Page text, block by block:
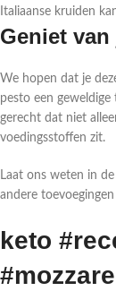
Italiaanse kruiden
Geniet
We hopen dat je
pesto een
gerecht dat niet
voedingsstoffen zit.
Laat ons weten in
andere
keto